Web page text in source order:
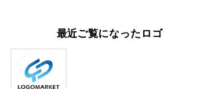
最近ご覧になったロゴ